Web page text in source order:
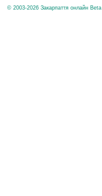
© 2003-2026 Закарпаття онлайн Beta